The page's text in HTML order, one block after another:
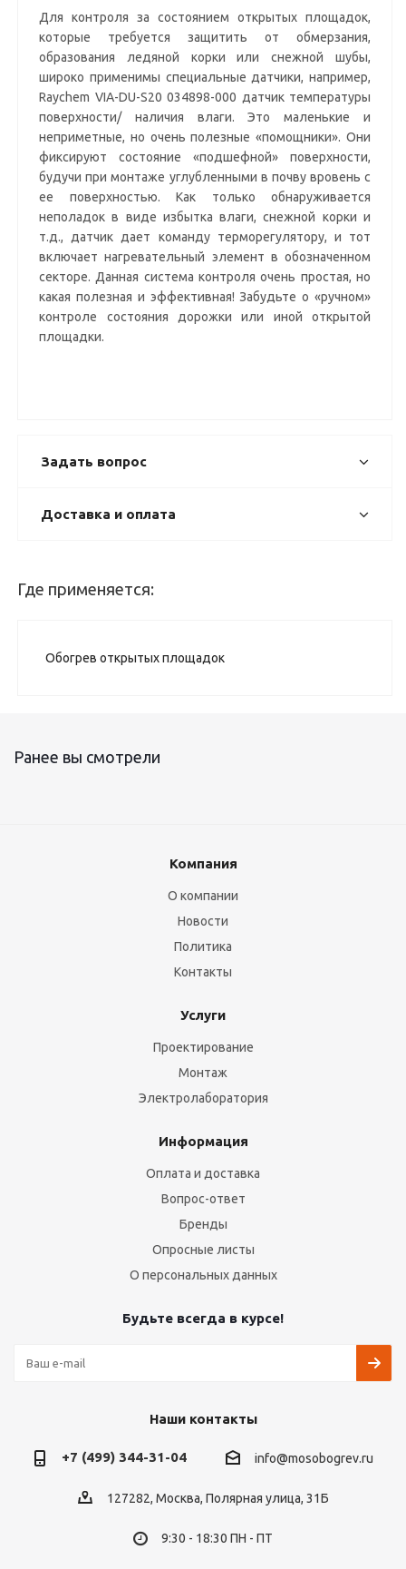
Для контроля за состоянием открытых площадок,
которые требуется защитить от обмерзания,
образования ледяной корки или снежной шубы,
широко применимы специальные датчики, например,
Raychem VIA-DU-S20 034898-000 датчик температуры
поверхности/ наличия влаги. Это маленькие и
неприметные, но очень полезные «помощники». Они
фиксируют состояние «подшефной» поверхности,
будучи при монтаже углубленными в почву вровень с
ее поверхностью. Как только обнаруживается
неполадок в виде избытка влаги, снежной корки и
т.д., датчик дает команду терморегулятору, и тот
включает нагревательный элемент в обозначенном
секторе. Данная система контроля очень простая, но
какая полезная и эффективная! Забудьте о «ручном»
контроле состояния дорожки или иной открытой
площадки.
Задать вопрос
Доставка и оплата
Где применяется:
Обогрев открытых площадок
Ранее вы смотрели
Компания
О компании
Новости
Политика
Контакты
Услуги
Проектирование
Монтаж
Электролаборатория
Информация
Оплата и доставка
Вопрос-ответ
Бренды
Опросные листы
О персональных данных
Будьте всегда в курсе!
Наши контакты
+7 (499) 344-31-04 info@mosobogrev.ru
127282, Москва, Полярная улица, 31Б
9:30 - 18:30 ПН - ПТ